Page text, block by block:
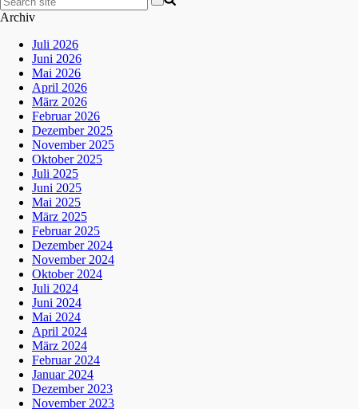
Archiv
Juli 2026
Juni 2026
Mai 2026
April 2026
März 2026
Februar 2026
Dezember 2025
November 2025
Oktober 2025
Juli 2025
Juni 2025
Mai 2025
März 2025
Februar 2025
Dezember 2024
November 2024
Oktober 2024
Juli 2024
Juni 2024
Mai 2024
April 2024
März 2024
Februar 2024
Januar 2024
Dezember 2023
November 2023